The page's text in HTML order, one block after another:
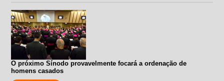
O próximo Sínodo provavelmente focará a ordenação de
homens casados